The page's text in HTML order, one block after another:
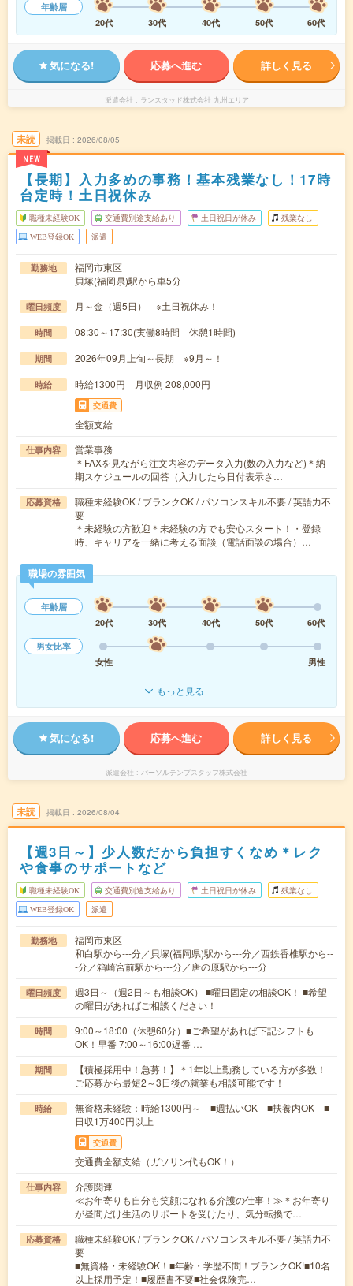
年齢層
20代
30代 40代 50代 60代
気になる! 応募へ進む 詳しく見る
派遣会社 ランスタッド株式会社 九州エリア
未読
NEW
掲載日 2026/08/05
【長期】入力多めの事務！基本残業なし！17時
台定時！土日祝休み
職種未経験OK 交通費別途支給あり 土日祝日が休み 残業なし
WEB登録OK 派遣
勤務地
福岡市東区
貝塚(福岡県)駅から車5分
曜日頻度 月～金（週5日） ※土日祝休み！
時間 08:30～17:30(実働8時間 休憩1時間)
期間 2026年09月上旬～長期 ※9月～！
時給 時給1300円 月収例 208,000円
交通費
全額支給
仕事内容
営業事務
＊FAXを見ながら注文内容のデータ入力(数の入力など)＊納
期スケジュールの回答（入力したら日付表示さ…
応募資格
職種未経験OK / ブランクOK / パソコンスキル不要 / 英語力不
要
＊未経験の方歓迎＊未経験の方でも安心スタート！・登録
時、キャリアを一緒に考える面談（電話面談の場合）…
職場の雰囲気
年齢層
20代
30代 40代 50代
60代
男女比率
女性
男性
もっと見る
気になる! 応募へ進む 詳しく見る
派遣会社 パーソルテンプスタッフ株式会社
未読 掲載日 2026/08/04
【週3日～】少人数だから負担すくなめ＊レク
や食事のサポートなど
職種未経験OK 交通費別途支給あり 土日祝日が休み 残業なし
WEB登録OK 派遣
勤務地
福岡市東区
和白駅から---分／貝塚(福岡県)駅から---分／西鉄香椎駅から--
-分／箱崎宮前駅から---分／唐の原駅から---分
曜日頻度
週3日～（週2日～も相談OK） ■曜日固定の相談OK！ ■希望
の曜日があればご相談ください！
時間
9:00～18:00（休憩60分）■ご希望があれば下記シフトも
OK！早番 7:00～16:00遅番 …
期間
【積極採用中！急募！】＊1年以上勤務している方が多数！
ご応募から最短2～3日後の就業も相談可能です！
時給
無資格未経験：時給1300円～ ■週払いOK ■扶養内OK ■
日収1万400円以上
交通費
交通費全額支給（ガソリン代もOK！）
仕事内容
介護関連
≪お年寄りも自分も笑顔になれる介護の仕事！≫＊お年寄り
が昼間だけ生活のサポートを受けたり、気分転換で…
応募資格
職種未経験OK / ブランクOK / パソコンスキル不要 / 英語力不
要
■無資格・未経験OK！■年齢・学歴不問！ブランクOK!■10名
以上採用予定！■履歴書不要■社会保険完…